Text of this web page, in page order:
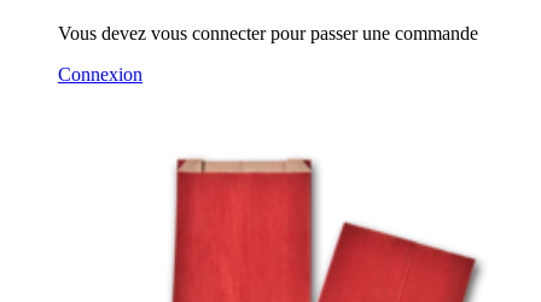
Vous devez vous connecter pour passer une commande
Connexion